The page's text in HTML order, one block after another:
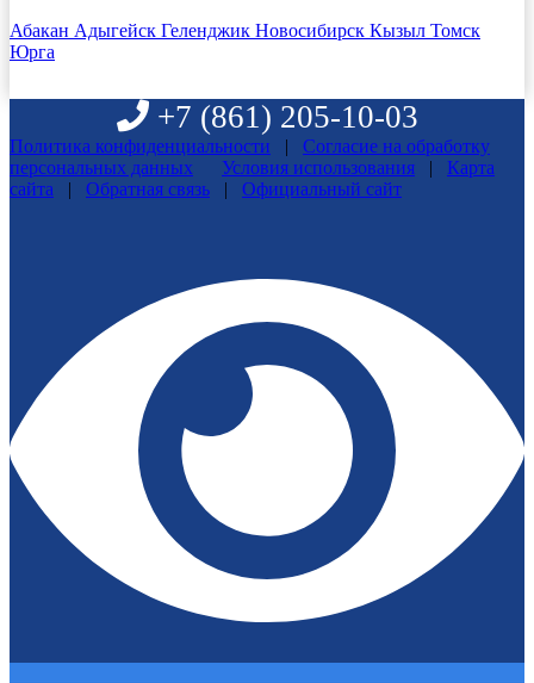
Абакан Адыгейск Геленджик Новосибирск Кызыл Томск
Юрга
+7 (861) 205-10-03
Политика конфиденциальности |
Согласие на обработку
персональных данных
Условия использования |
Карта
сайта
| Обратная связь | Официальный сайт